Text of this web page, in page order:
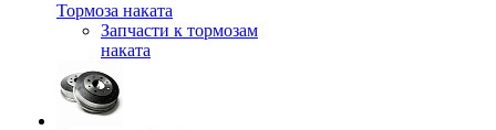
Тормоза наката
Запчасти к тормозам
наката